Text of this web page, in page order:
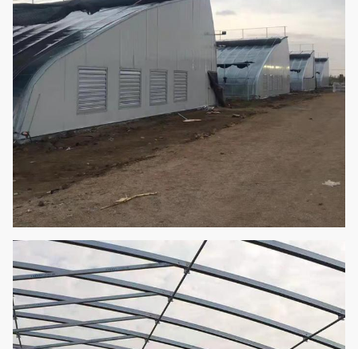
aux besoins du client)
Taille de toit
12Feet-30Feet/3.5-10m (selon des
conditions peut être adapté aux
besoins du client)
Taille d'épaule
5Feet-6Feet/1.5-1.8m
conditions peut être adapté aux
besoins du client)
1. Système de ventilation :
Côté/dessus une ventilation roulée
de film
2. Système de refroidissement : Fan
latérale d'aspiration/protection de
refroidissement de refroidissement